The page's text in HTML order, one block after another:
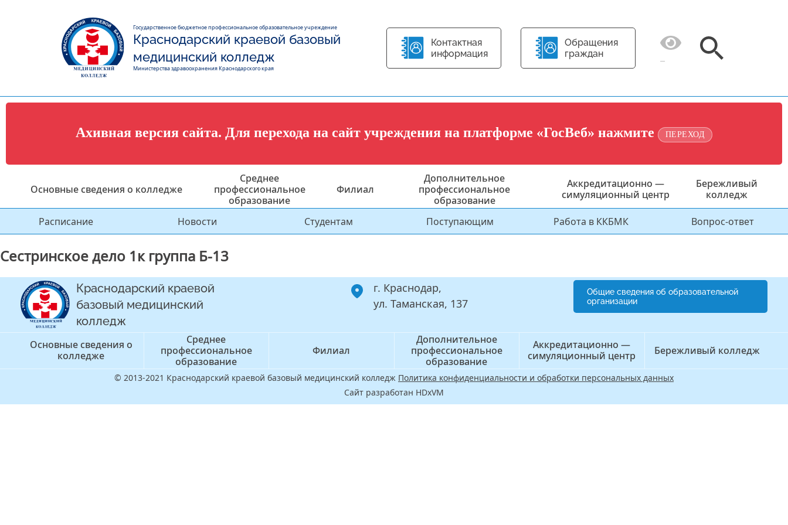
Государственное бюджетное профессиональное образовательное учреждение
Краснодарский краевой базовый
медицинский колледж
Министерства здравоохранения Краснодарского края
Контактная
информация
Обращения
граждан
Ахивная версия сайта. Для перехода на сайт учреждения на платформе «ГосВеб» нажмите ПЕРЕХОД
Основные сведения о колледже
Среднее
профессиональное
образование
Филиал
Дополнительное
профессиональное
образование
Аккредитационно —
симуляционный центр
Бережливый
колледж
Расписание Новости Студентам Поступающим Работа в ККБМК Вопрос-ответ
Сестринское дело 1к группа Б-13
Краснодарский краевой
базовый медицинский
колледж
г. Краснодар,
ул. Таманская, 137
Общие сведения об образовательной
организации
Основные сведения о
колледже
Среднее
профессиональное
образование
Филиал
Дополнительное
профессиональное
образование
Аккредитационно —
симуляционный центр
Бережливый колледж
© 2013-2021 Краснодарский краевой базовый медицинский колледж Политика конфиденциальности и обработки персональных данных
Сайт разработан HDxVM